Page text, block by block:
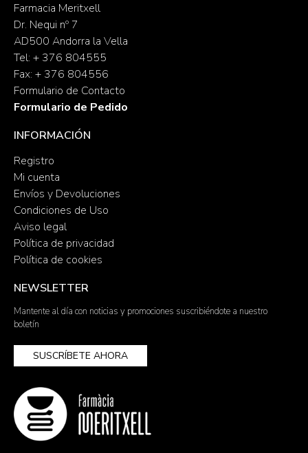
Farmacia Meritxell
Dr. Nequi nº 7
AD500 Andorra la Vella
Tel: + 376 804555
Fax: + 376 804556
Formulario de Contacto
Formulario de Pedido
INFORMACIÓN
Registro
Mi cuenta
Envíos y Devoluciones
Condiciones de Uso
Aviso legal
Política de privacidad
Política de cookies
NEWSLETTER
Mantente al día con noticias y promociones suscribiéndote a nuestro
boletín
SUSCRÍBETE AHORA